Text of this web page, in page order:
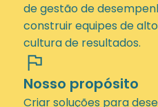
de gestão de
construir equipes de
cultura de resultados.
flag
Nosso propósito
Criar soluções para